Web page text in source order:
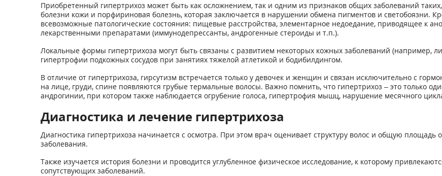
Приобретенный гипертрихоз может быть как осложнением, так и одним из признаков общих заболеваний
болезни кожи и порфириновая болезнь, которая заключается в нарушении обмена пигментов и светобоязни.
всевозможные патологические состояния: пищевые расстройства, элементарное недоедание, приводящее к
лекарственными препаратами (иммунодепрессанты, андрогенные стероиды и т.п.).
Локальные формы гипертрихоза могут быть связаны с развитием некоторых кожных заболеваний (например,
гипертрофии подкожных сосудов при занятиях тяжелой атлетикой и бодибилдингом.
В отличие от гипертрихоза, гирсутизм встречается только у девочек и женщин и связан исключительно с
на лице, груди, спине появляются грубые термальные волосы. Важно помнить, что гипертрихоз – это только
андрогинии, при котором также наблюдается огрубение голоса, гипертрофия мышц, нарушение месячного
Диагностика и лечение гипертрихоза
Диагностика гипертрихоза начинается с осмотра. При этом врач оценивает структуру волос и общую площадь
заболевания.
Также изучается история болезни и проводится углубленное физическое исследование, к которому
сопутствующих заболеваний.